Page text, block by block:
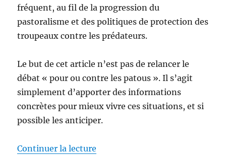
fréquent, au fil de la progression du
pastoralisme et des politiques de protection des
troupeaux contre les prédateurs.
Le but de cet article n’est pas de relancer le
débat « pour ou contre les patous ». Il s’agit
simplement d’apporter des informations
concrètes pour mieux vivre ces situations, et si
possible les anticiper.
Continuer la lecture